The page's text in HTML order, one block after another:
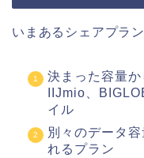
いまあるシェアプラ
決まった容量
IIJmio、
イル
別々のデータ
れるプラン